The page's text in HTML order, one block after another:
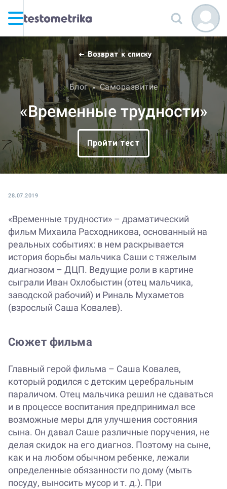
Возврат к списку
Блог Саморазвитие
«Временные трудности»
Пройти тест
28.07.2019
«Временные трудности» – драматический
фильм Михаила Расходникова, основанный на
реальных событиях: в нем раскрывается
история борьбы мальчика Саши с тяжелым
диагнозом – ДЦП. Ведущие роли в картине
сыграли Иван Охлобыстин (отец мальчика,
заводской рабочий) и Риналь Мухаметов
(взрослый Саша Ковалев).
Сюжет фильма
Главный герой фильма – Саша Ковалев,
который родился с детским церебральным
параличом. Отец мальчика решил не сдаваться
и в процессе воспитания предпринимал все
возможные меры для улучшения состояния
сына. Он давал Саше различные поручения, не
делая скидок на его диагноз. Поэтому на сыне,
как и на любом обычном ребенке, лежали
определенные обязанности по дому (мыть
посуду, выносить мусор и т. д.). При